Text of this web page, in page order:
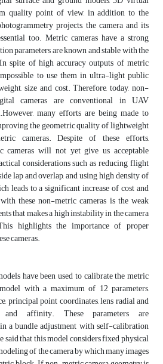
quality point of view, in addition to the
projects, the camera and its
too. Metric cameras have a strong
parameters are known and stable with the
spite of high accuracy outputs of metric
to use them in ultra-light public
size and cost. Therefore, today, non-
cameras are conventional in UAV
many efforts are being made to
the geometric quality of lightweight
cameras. Despite of these efforts,
cameras will not yet give us acceptable
considerations such as reducing flight
lap and overlap, and using high density of
leads to a significant increase of cost and
these non-metric cameras is the weak
that makes a high instability in the camera
highlights the importance of proper
cameras.
have been used to calibrate the metric
with a maximum of 12 parameters,
principal point coordinates, lens radial and
and affinity. These parameters are
a bundle adjustment with self-calibration
said that this model considers fixed physical
of the camera by which many images